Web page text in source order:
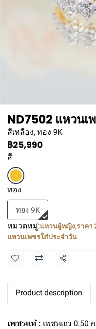
ND7502 แหวนเ
สีเหลือง, ทอง 9K
฿25,990
สี
ทอง
ทอง 9K
หมวดหมู่:แหวนผู้หญิง,ราคา
แหวนเพชรใส่ประจำวัน
แชร์
Product description
เพชรแท้ : เพชรแถว 0.50